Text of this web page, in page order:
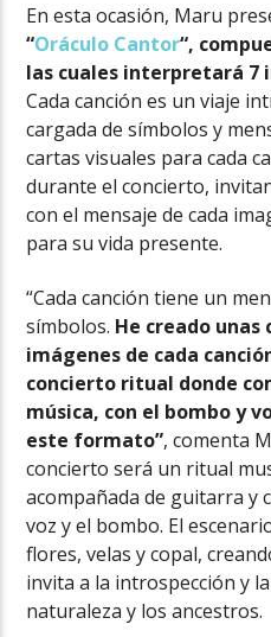
En esta ocasión, Maru
“Oráculo Cantor“,
las cuales interpretará 7
Cada canción es un viaje
cargada de símbolos y
cartas visuales para cada
durante el concierto,
con el mensaje de cada
para su vida presente.
“Cada canción tiene un
símbolos. He creado unas
imágenes de cada
concierto ritual donde
música, con el bombo y
este formato”, comenta
concierto será un ritual
acompañada de guitarra y
voz y el bombo. El
flores, velas y copal,
invita a la introspección y
naturaleza y los ancestros.